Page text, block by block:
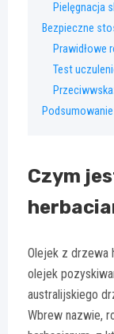
Pielęgnacja
Bezpieczne
Prawidłowe
Test
Podsumowanie
Czym
Olejek z drzewa
olejek
australijskiego
Wbrew nazwie,